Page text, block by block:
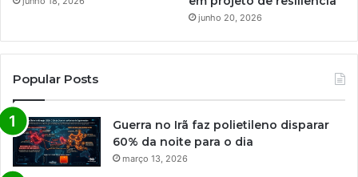
junho 20, 2026
Popular Posts
Guerra no Irã faz polietileno disparar
60% da noite para o dia
março 13, 2026